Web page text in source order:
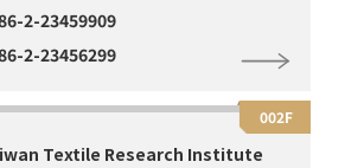
2-23459909
2-23456299
002F
Textile Research Institute